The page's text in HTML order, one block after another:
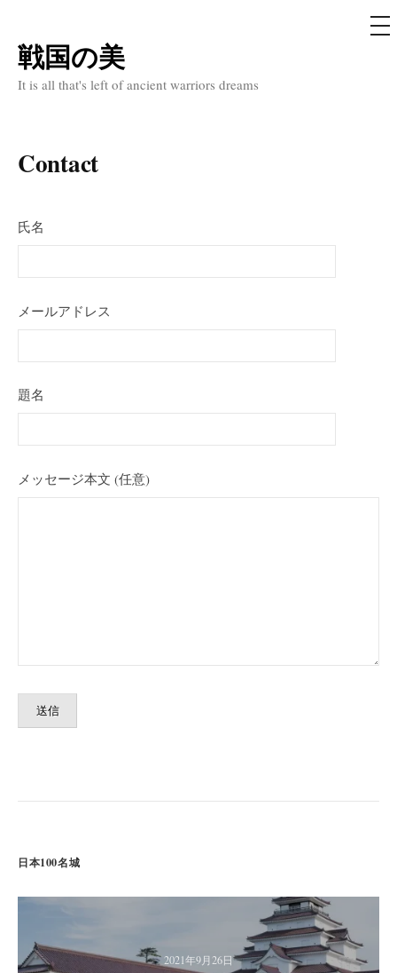
コ
ン
ツ
キ
プ
戦国の美
It is all that's left of ancient warriors dreams
メ
ニ
Contact
氏名
メールアドレス
題名
メッセージ本文 (任意)
日本100名城
2021年9月26日